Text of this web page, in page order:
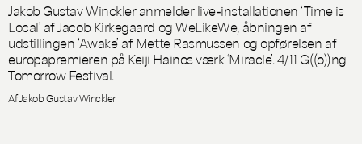
Jakob Gustav Winckler anmelder live-installationen ‘Time is
Local’ af Jacob Kirkegaard og WeLikeWe, åbningen af
udstillingen ‘Awake’ af Mette Rasmussen og opførelsen af
europapremieren på Keiji Hainos værk ‘Miracle’. 4/11 G((o))ng
Tomorrow Festival.
Af Jakob Gustav Winckler